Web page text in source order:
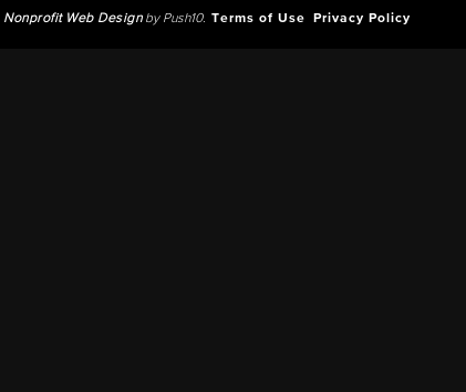
Nonprofit Web Designby Push10. Terms of Use Privacy Policy